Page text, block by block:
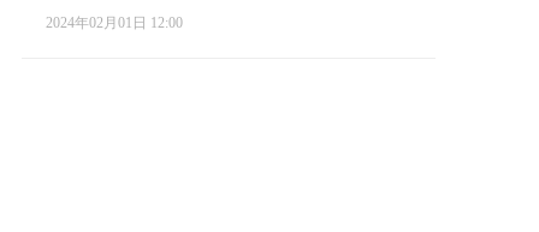
2024年02月01日 12:00